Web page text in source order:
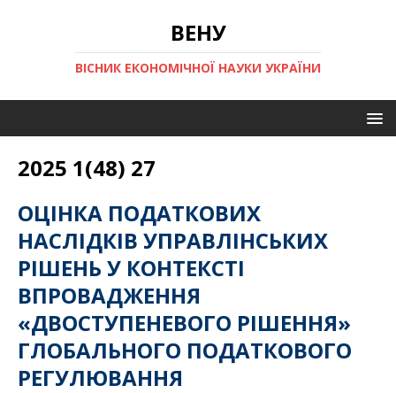
ВЕНУ
ВІСНИК ЕКОНОМІЧНОЇ НАУКИ УКРАЇНИ
2025 1(48) 27
ОЦІНКА ПОДАТКОВИХ
НАСЛІДКІВ УПРАВЛІНСЬКИХ
РІШЕНЬ У КОНТЕКСТІ
ВПРОВАДЖЕННЯ
«ДВОСТУПЕНЕВОГО РІШЕННЯ»
ГЛОБАЛЬНОГО ПОДАТКОВОГО
РЕГУЛЮВАННЯ